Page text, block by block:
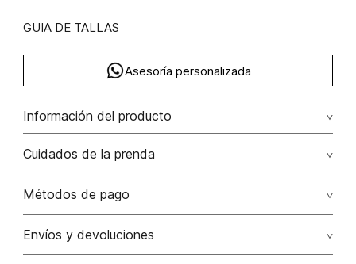
GUIA DE TALLAS
Asesoría personalizada
Información del producto
C40-bahia concha poliéster 100% 100.00% poliéster/polyester
Cuidados de la prenda
Lavado profesional en seco. evite el roce de la prenda
No lavar
Métodos de pago
Tarjetas de crédito: Visa, Dinners, Master Card y American
Envíos y devoluciones